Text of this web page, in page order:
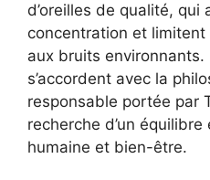
d’oreilles de qualité, qui
concentration et
aux bruits environnants.
s’accordent avec la
responsable portée par
recherche d’un
humaine et bien-être.